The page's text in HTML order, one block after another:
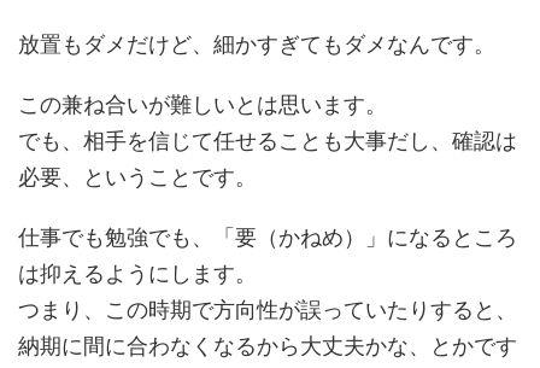
放置もダメだけど、細かすぎてもダメなんです。
この兼ね合いが難しいとは思います。
でも、相手を信じて任せることも大事だし、確認は
必要、ということです。
仕事でも勉強でも、「要（かねめ）」になるところ
は抑えるようにします。
つまり、この時期で方向性が誤っていたりすると、
納期に間に合わなくなるから大丈夫かな、とかです